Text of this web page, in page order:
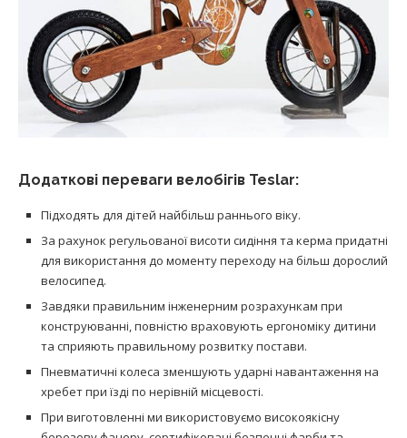
Додаткові переваги велобігів Teslar:
Підходять для дітей найбільш раннього віку.
За рахунок регульованої висоти сидіння та керма придатні
для використання до моменту переходу на більш дорослий
велосипед.
Завдяки правильним інженерним розрахункам при
конструюванні, повністю враховують ергономіку дитини
та сприяють правильному розвитку постави.
Пневматичні колеса зменшують ударні навантаження на
хребет при їзді по нерівній місцевості.
При виготовленні ми використовуємо високоякісну